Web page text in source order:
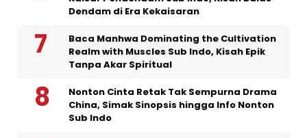
Dendam di Era Kekaisaran
Baca Manhwa Dominating the Cultivation
Realm with Muscles Sub Indo, Kisah Epik
Tanpa Akar Spiritual
Nonton Cinta Retak Tak Sempurna Drama
China, Simak Sinopsis hingga Info Nonton
Sub Indo